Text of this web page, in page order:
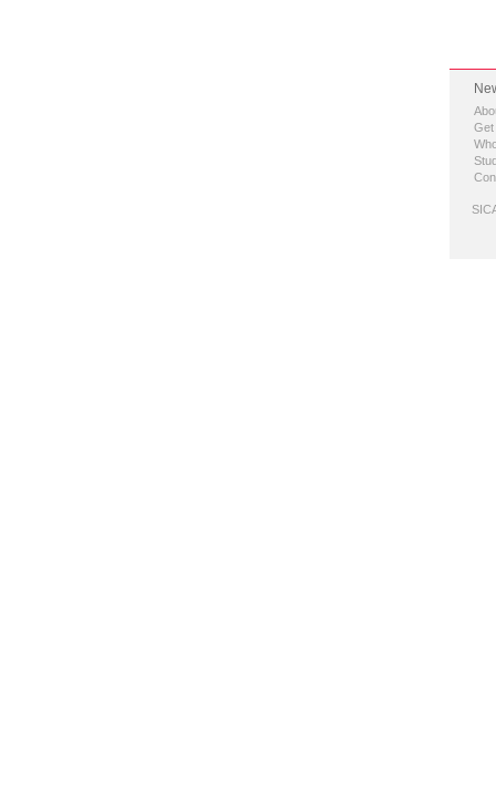
Get